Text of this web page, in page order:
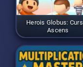
Herois Globus:
Ascens